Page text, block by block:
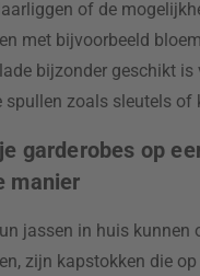
of de
met bijvoorbeeld
bijzonder geschikt is
spullen zoals sleutels of
garderobes op
manier
jassen in huis kunnen
zijn kapstokken die